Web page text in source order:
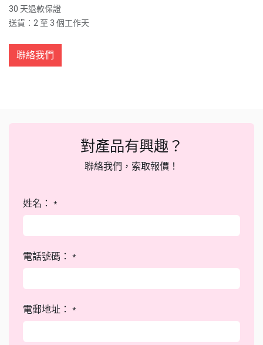
30 天退款保證
送貨：2 至 3 個工作天
聯絡我們
對產品有興趣？
聯絡我們，索取報價！
姓名： *
電話號碼： *
電郵地址： *